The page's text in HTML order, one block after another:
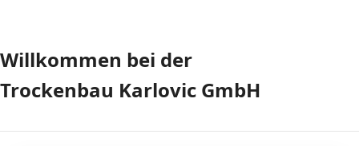
Willkommen bei der
Trockenbau Karlovic GmbH